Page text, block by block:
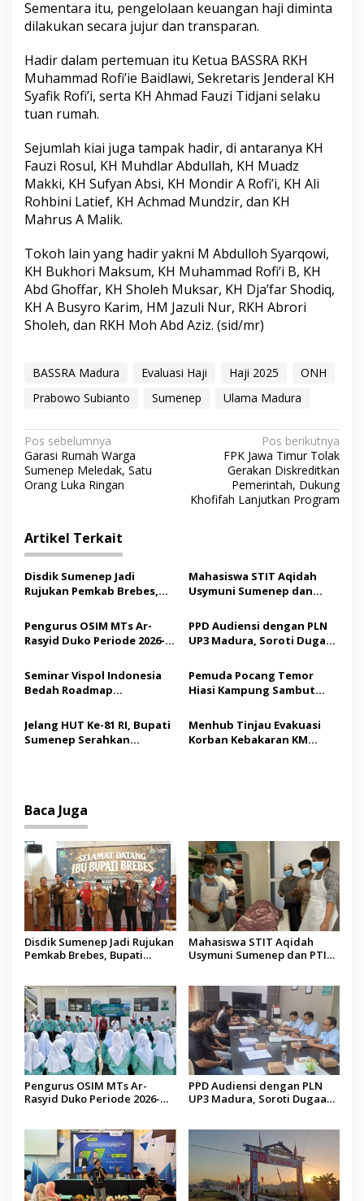
Sementara itu, pengelolaan keuangan haji diminta
dilakukan secara jujur dan transparan.
Hadir dalam pertemuan itu Ketua BASSRA RKH
Muhammad Rofi’ie Baidlawi, Sekretaris Jenderal KH
Syafik Rofi’i, serta KH Ahmad Fauzi Tidjani selaku
tuan rumah.
Sejumlah kiai juga tampak hadir, di antaranya KH
Fauzi Rosul, KH Muhdlar Abdullah, KH Muadz
Makki, KH Sufyan Absi, KH Mondir A Rofi’i, KH Ali
Rohbini Latief, KH Achmad Mundzir, dan KH
Mahrus A Malik.
Tokoh lain yang hadir yakni M Abdulloh Syarqowi,
KH Bukhori Maksum, KH Muhammad Rofi’i B, KH
Abd Ghoffar, KH Sholeh Muksar, KH Dja’far Shodiq,
KH A Busyro Karim, HM Jazuli Nur, RKH Abrori
Sholeh, dan RKH Moh Abd Aziz. (sid/mr)
BASSRA Madura Evaluasi Haji Haji 2025
ONH
Prabowo Subianto
Sumenep Ulama Madura
N
a
v
g
a
s
i
p
o
s
Pos sebelumnya
Garasi Rumah Warga
Sumenep Meledak, Satu
Orang Luka Ringan
Pos berikutnya
FPK Jawa Timur Tolak
Gerakan Diskreditkan
Pemerintah, Dukung
Khofifah Lanjutkan Program
Artikel Terkait
Disdik Sumenep Jadi
Rujukan Pemkab Brebes,
Pendidikan Berbasis
Budaya
Mahasiswa STIT Aqidah
Usymuni Sumenep dan
Jenazah WNI Asal Aceh di
Malaysia
Pengurus OSIM MTs Ar-
Rasyid Duko Periode 2026-
PPD Audiensi dengan PLN
UP3 Madura, Soroti Dugaan
Listrik Desa di Sumenep
Seminar Vispol Indonesia
Bedah Roadmap
Pendidikan dan Hilirisasi
Jadi Kunci
Pemuda Pocang Temor
Hiasi Kampung Sambut
Jelang HUT Ke-81 RI, Bupati
Sumenep Serahkan
Menhub Tinjau Evakuasi
Korban Kebakaran KM
Baca Juga
Disdik Sumenep Jadi Rujukan
Pemkab Brebes, Bupati
Mahasiswa STIT Aqidah
Usymuni Sumenep dan PTIQ
Pengurus OSIM MTs Ar-
Rasyid Duko Periode 2026-
PPD Audiensi dengan PLN
UP3 Madura, Soroti Dugaan